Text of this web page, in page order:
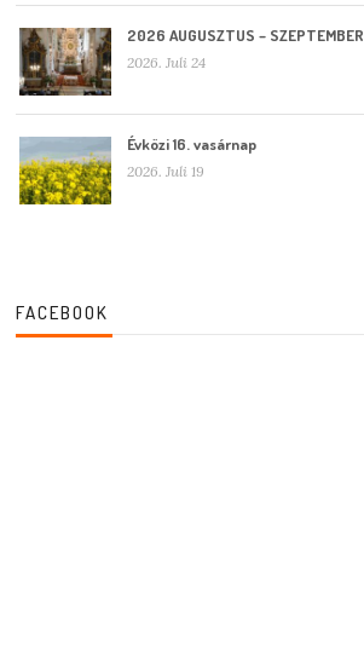
2026 AUGUSZTUS – SZEPTEMBER
2026. Juli 24
Évközi 16. vasárnap
2026. Juli 19
FACEBOOK